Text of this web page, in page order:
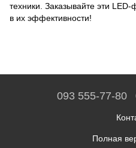
техники. Заказывайте эти
в их эффективности!
093 555-77-80
Полная